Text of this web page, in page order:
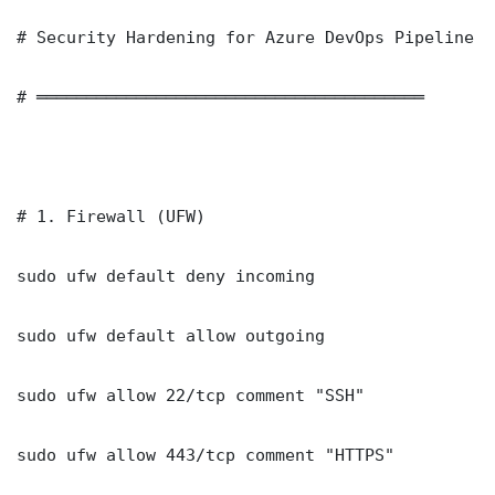
# Security Hardening for Azure DevOps Pipeline
# ═══════════════════════════════════════
# 1. Firewall (UFW)
sudo ufw default deny incoming
sudo ufw default allow outgoing
sudo ufw allow 22/tcp comment "SSH"
sudo ufw allow 443/tcp comment "HTTPS"